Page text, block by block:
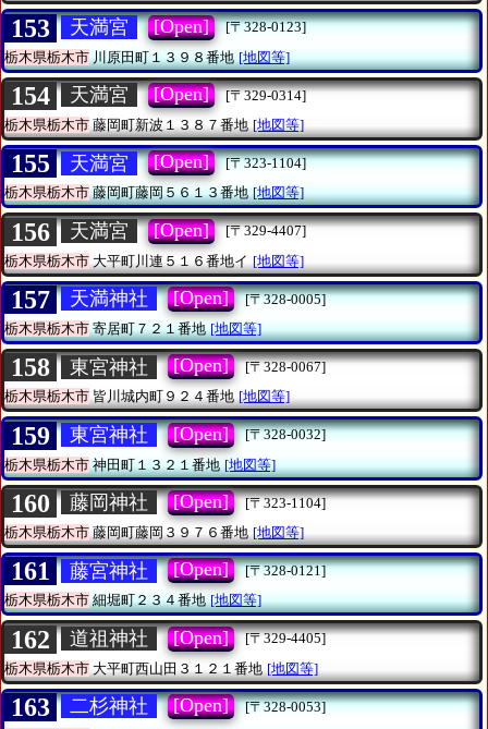
153 天満宮 [Open]
[〒328-0123]
栃木県栃木市川原田町１３９８番地 [地図等]
154 天満宮 [Open]
[〒329-0314]
栃木県栃木市 藤岡町新波１３８７番地 [地図等]
155 天満宮 [Open]
[〒323-1104]
栃木県栃木市藤岡町藤岡５６１３番地 [地図等]
156 天満宮 [Open]
[〒329-4407]
栃木県栃木市 大平町川連５１６番地イ [地図等]
157 天満神社 [Open]
[〒328-0005]
栃木県栃木市寄居町７２１番地 [地図等]
158 東宮神社 [Open]
[〒328-0067]
栃木県栃木市皆川城内町９２４番地 [地図等]
159 東宮神社 [Open]
[〒328-0032]
栃木県栃木市神田町１３２１番地 [地図等]
160 藤岡神社 [Open]
[〒323-1104]
栃木県栃木市 藤岡町藤岡３９７６番地 [地図等]
161 藤宮神社 [Open]
[〒328-0121]
栃木県栃木市細堀町２３４番地 [地図等]
162 道祖神社 [Open]
[〒329-4405]
栃木県栃木市 大平町西山田３１２１番地 [地図等]
163 二杉神社 [Open]
[〒328-0053]